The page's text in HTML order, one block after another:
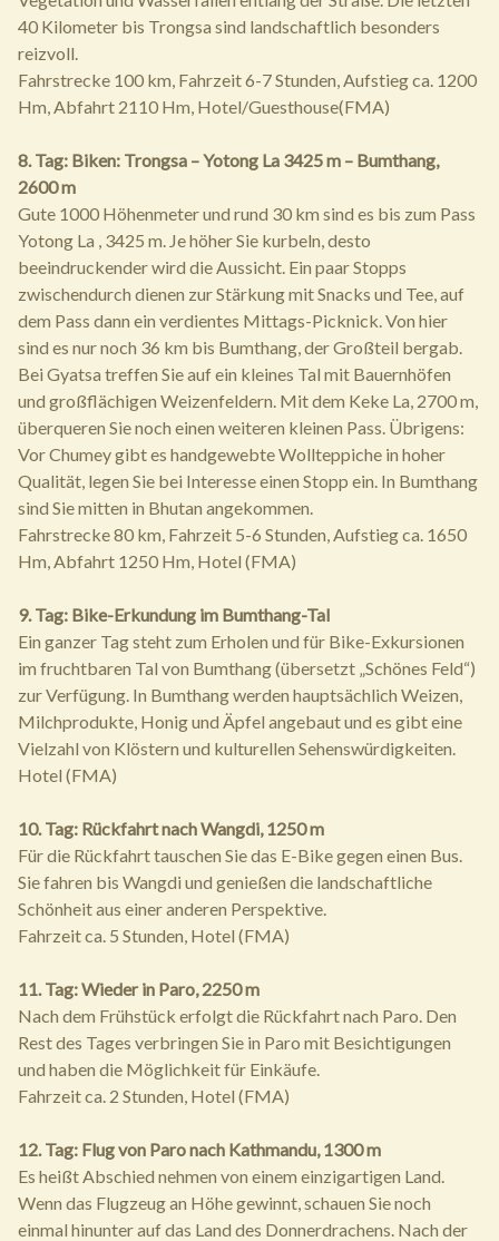
40 Kilometer bis Trongsa sind landschaftlich besonders
reizvoll.
Fahrstrecke 100 km, Fahrzeit 6-7 Stunden, Aufstieg ca. 1200
Hm, Abfahrt 2110 Hm, Hotel/Guesthouse(FMA)
8. Tag: Biken: Trongsa – Yotong La 3425 m – Bumthang,
2600 m
Gute 1000 Höhenmeter und rund 30 km sind es bis zum Pass
Yotong La , 3425 m. Je höher Sie kurbeln, desto
beeindruckender wird die Aussicht. Ein paar Stopps
zwischendurch dienen zur Stärkung mit Snacks und Tee, auf
dem Pass dann ein verdientes Mittags-Picknick. Von hier
sind es nur noch 36 km bis Bumthang, der Großteil bergab.
Bei Gyatsa treffen Sie auf ein kleines Tal mit Bauernhöfen
und großflächigen Weizenfeldern. Mit dem Keke La, 2700 m,
überqueren Sie noch einen weiteren kleinen Pass. Übrigens:
Vor Chumey gibt es handgewebte Wollteppiche in hoher
Qualität, legen Sie bei Interesse einen Stopp ein. In Bumthang
sind Sie mitten in Bhutan angekommen.
Fahrstrecke 80 km, Fahrzeit 5-6 Stunden, Aufstieg ca. 1650
Hm, Abfahrt 1250 Hm, Hotel (FMA)
9. Tag: Bike-Erkundung im Bumthang-Tal
Ein ganzer Tag steht zum Erholen und für Bike-Exkursionen
im fruchtbaren Tal von Bumthang (übersetzt „Schönes Feld“)
zur Verfügung. In Bumthang werden hauptsächlich Weizen,
Milchprodukte, Honig und Äpfel angebaut und es gibt eine
Vielzahl von Klöstern und kulturellen Sehenswürdigkeiten.
Hotel (FMA)
10. Tag: Rückfahrt nach Wangdi, 1250 m
Für die Rückfahrt tauschen Sie das E-Bike gegen einen Bus.
Sie fahren bis Wangdi und genießen die landschaftliche
Schönheit aus einer anderen Perspektive.
Fahrzeit ca. 5 Stunden, Hotel (FMA)
11. Tag: Wieder in Paro, 2250 m
Nach dem Frühstück erfolgt die Rückfahrt nach Paro. Den
Rest des Tages verbringen Sie in Paro mit Besichtigungen
und haben die Möglichkeit für Einkäufe.
Fahrzeit ca. 2 Stunden, Hotel (FMA)
12. Tag: Flug von Paro nach Kathmandu, 1300 m
Es heißt Abschied nehmen von einem einzigartigen Land.
Wenn das Flugzeug an Höhe gewinnt, schauen Sie noch
einmal hinunter auf das Land des Donnerdrachens. Nach der